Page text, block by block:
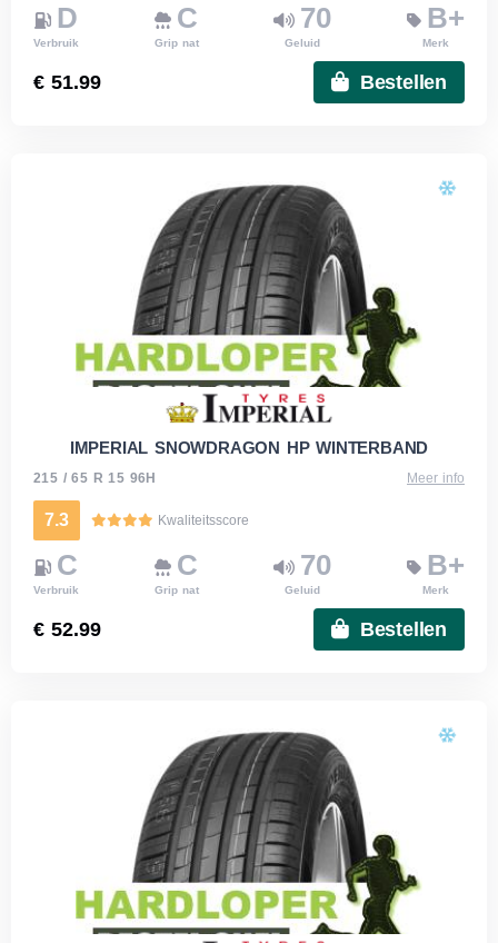
D
Verbruik
C
Grip nat
70
Geluid
B+
Merk
€ 51.99 Bestellen
IMPERIAL SNOWDRAGON HP WINTERBAND
215 / 65 R 15 96H Meer info
7.3 Kwaliteitsscore
C
Verbruik
C
Grip nat
70
Geluid
B+
Merk
€ 52.99 Bestellen